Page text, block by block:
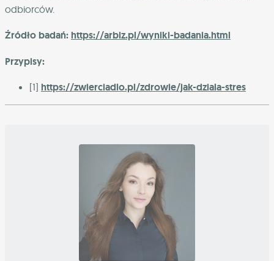
odbiorców.
Źródło badań: https://arbiz.pl/wyniki-badania.html
Przypisy:
[1] https://zwierciadlo.pl/zdrowie/jak-dziala-stres